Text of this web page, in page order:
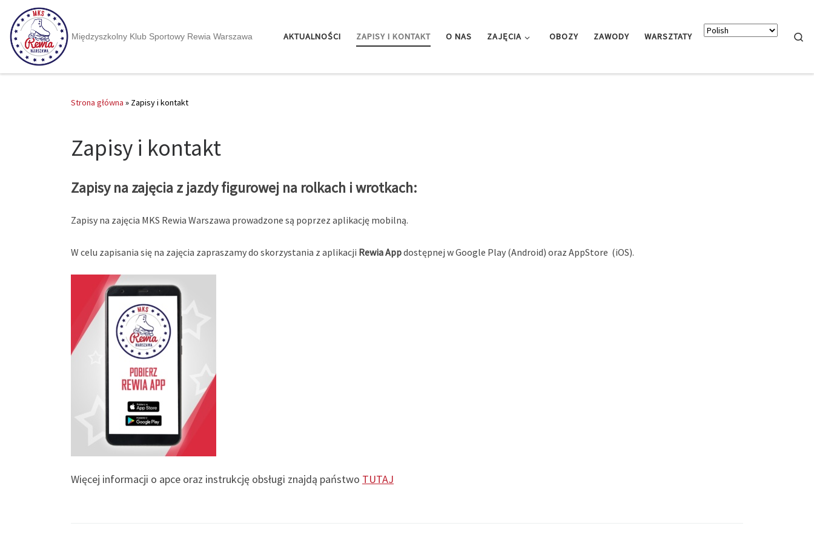
Międzyszkolny Klub Sportowy Rewia Warszawa AKTUALNOŚCI ZAPISY I KONTAKT O NAS ZAJĘCIA OBOZY ZAWODY WARSZTATY
Strona główna » Zapisy i kontakt
Zapisy i kontakt
Zapisy na zajęcia z jazdy figurowej na rolkach i wrotkach:
Zapisy na zajęcia MKS Rewia Warszawa prowadzone są poprzez aplikację mobilną.
W celu zapisania się na zajęcia zapraszamy do skorzystania z aplikacji Rewia Appdostępnej w Google Play (Android) oraz AppStore (iOS).
Więcej informacji o apce oraz instrukcję obsługi znajdą państwo TUTAJ